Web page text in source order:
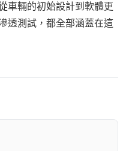
車輛的初始設計到軟體更
透測試，都全部涵蓋在這